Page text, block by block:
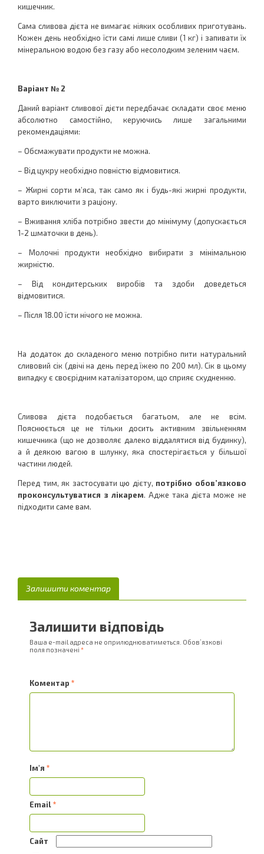
кишечник.
Сама сливова дієта не вимагає ніяких особливих приготувань.
Кожен день необхідно їсти самі лише сливи (1 кг) і запивати їх
мінеральною водою без газу або несолодким зеленим чаєм.
Варіант № 2
Даний варіант сливової дієти передбачає складати своє меню
абсолютно самостійно, керуючись лише загальними
рекомендаціями:
– Обсмажувати продукти не можна.
– Від цукру необхідно повністю відмовитися.
– Жирні сорти м’яса, так само як і будь-які жирні продукти,
варто виключити з раціону.
– Вживання хліба потрібно звести до мінімуму (допускається
1-2 шматочки в день).
– Молочні продукти необхідно вибирати з мінімальною
жирністю.
– Від кондитерських виробів та здоби доведеться
відмовитися.
– Після 18.00 їсти нічого не можна.
На додаток до складеного меню потрібно пити натуральний
сливовий сік (двічі на день перед їжею по 200 мл). Сік в цьому
випадку є своєрідним каталізатором, що сприяє схудненню.
Сливова дієта подобається багатьом, але не всім.
Пояснюється це не тільки досить активним звільненням
кишечника (що не дозволяє далеко віддалятися від будинку),
а й деякою вагою в шлунку, яка спостерігається у більшої
частини людей.
Перед тим, як застосувати цю дієту, потрібно обов’язково
проконсультуватися з лікарем. Адже така дієта може не
підходити саме вам.
Залишити коментар
Залишити відповідь
Ваша e-mail адреса не оприлюднюватиметься. Обов’язкові
поля позначені *
Коментар *
Ім'я *
Email*
Сайт